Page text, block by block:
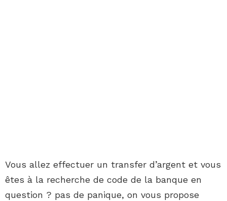
Vous allez effectuer un transfer d’argent et vous
êtes à la recherche de code de la banque en
question ? pas de panique, on vous propose